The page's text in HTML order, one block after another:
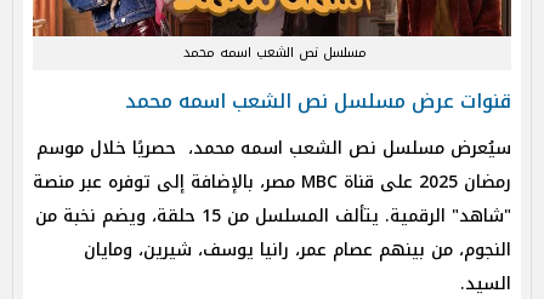
مسلسل نص الشعب اسمه محمد
قنوات عرض مسلسل نص الشعب اسمه محمد
سيُعرض مسلسل نص الشعب اسمه محمد، حصريًا خلال موسم
رمضان 2025 على قناة MBC مصر، بالإضافة إلى توفره عبر منصة
"شاهد" الرقمية. يتألف المسلسل من 15 حلقة، ويضم نخبة من
النجوم، من بينهم عصام عمر، رانيا يوسف، شيرين، ومايان
السيد.